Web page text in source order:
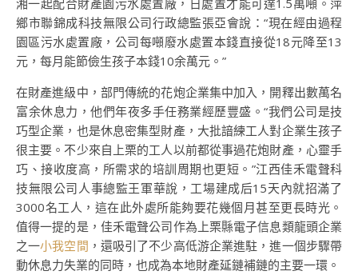
湘一起配合財產園污水處置廠，日處置才能可達1.5萬噸。萍
鄉市聯錦成科技無限公司行政總監張亞會說：“現在經由過程
園區污水處置廠，公司每噸廢水處置本錢直接從18元降至13
元，每月能節儉生孩子本錢10余萬元。”
在財產進級中，部門傳統的花炮企業集中加入，開釋出數萬名
富余休息力，他們年夜多手任務業經歷豐盛。“我們公司是技
巧型企業，也是休息密集型財產，大批諳練工人對企業生孩子
很主要。不少來自上栗的工人以前都從事過花炮財產，心靈手
巧、接收度高，所需求的培訓周期也更短。”江西佳禾電聲科
技無限公司人事總監王軍華說，工場建成后15天內就招滿了
3000名工人，這在此外處所能夠要花幾個月甚至更長時光。
值得一提的是，佳禾電聲公司作為上栗縣電子信息類龍頭企業
之一小我空間 ，還吸引了不少高低游企業進駐，進一個步驟帶
動休息力失業的同時，也成為本地財產延鏈補鏈的主要一環。